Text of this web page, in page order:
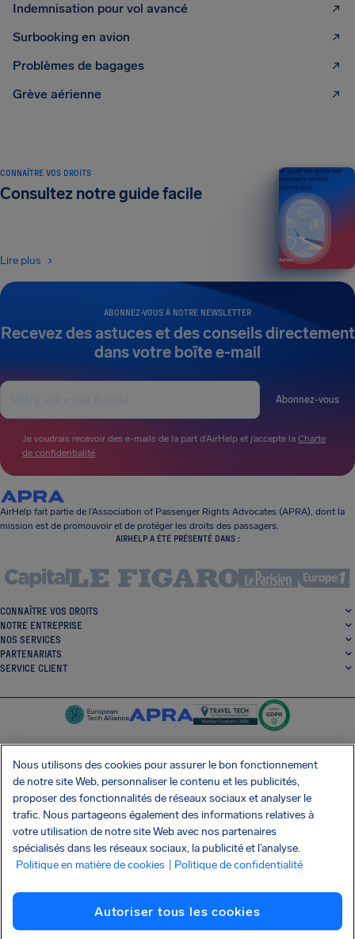
Indemnisation pour vol avancé
Surbooking en avion
Problèmes de bagages
Grève aérienne
ABONNEZ-VOUS À NOTRE NEWSLETTER
Recevez des astuces et des conseils directement
dans votre boîte e-mail
Abonnez-vous
Je voudrais recevoir des e-mails de la part d’AirHelp et j’accepte la Charte
de confidentialité.
CONNAÎTRE VOS DROITS
Consultez notre guide facile
Lire plus
Un guide des droits des
passagers aériens
ÉDITION 2026
AirHelp fait partie de l’Association of Passenger Rights Advocates (APRA), dont la
mission est de promouvoir et de protéger les droits des passagers.
AIRHELP A ÉTÉ PRÉSENTÉ DANS :
CONNAÎTRE VOS DROITS
NOTRE ENTREPRISE
NOS SERVICES
PARTENARIATS
SERVICE CLIENT
SocialFacebook
SocialTwitter
SocialInstagram
SocialLinkedin
OBTENEZ NOTRE APPLI GRATUITE
Politique de confidentialité CookiesImprint
Attaque de la chaîne d'approvisionnement Shai-Hulud
Nous utilisons des cookies pour assurer le bon fonctionnement
de notre site Web, personnaliser le contenu et les publicités,
proposer des fonctionnalités de réseaux sociaux et analyser le
trafic. Nous partageons également des informations relatives à
votre utilisation de notre site Web avec nos partenaires
spécialisés dans les réseaux sociaux, la publicité et l’analyse.
Politique en matière de cookies
| Politique de confidentialité
Autoriser tous les cookies